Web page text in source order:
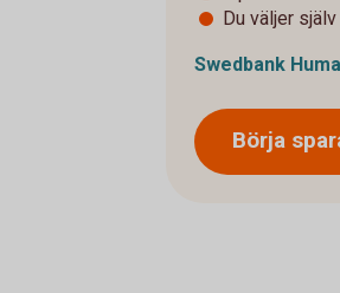
Du väljer
Swedbank
Börja